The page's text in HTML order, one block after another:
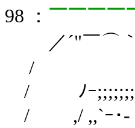
98 ： ￣￣￣￣
／´"￣⌒｀
/ ∧
/ ﾉｰ;;;;;;;;'
/ ,/ ,,`ｰ･- -